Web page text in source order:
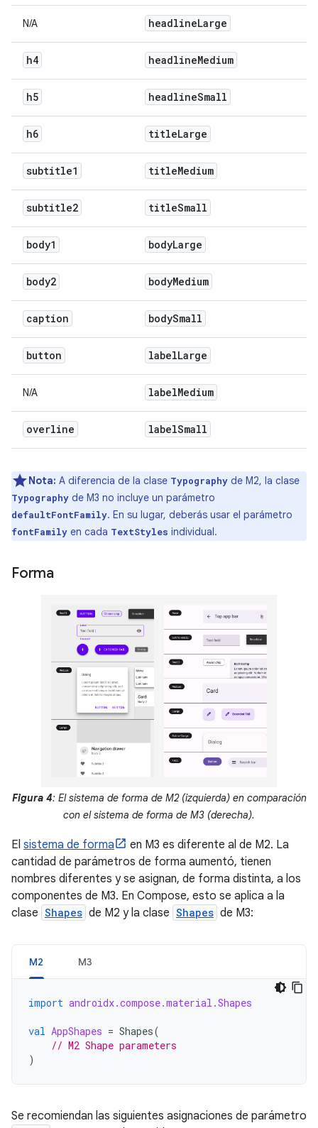
N/A headlineLarge
h4 headlineMedium
h5 headlineSmall
h6 titleLarge
subtitle1 titleMedium
subtitle2 titleSmall
body1 bodyLarge
body2 bodyMedium
caption bodySmall
button labelLarge
N/A labelMedium
overline labelSmall
Nota: A diferencia de la clase Typography de M2, la clase
Typography de M3 no incluye un parámetro
defaultFontFamily. En su lugar, deberás usar el parámetro
fontFamily en cada TextStyles individual.
Forma
Figura 4: El sistema de forma de M2 (izquierda) en comparación
con el sistema de forma de M3 (derecha).
El sistema de forma
en M3 es diferente al de M2. La
cantidad de parámetros de forma aumentó, tienen
nombres diferentes y se asignan, de forma distinta, a los
componentes de M3. En Compose, esto se aplica a la
clase Shapes de M2 y la clase Shapes de M3:
M2 M3
import androidx.compose.material.Shapes
val AppShapes = Shapes(
// M2 Shape parameters
)
Se recomiendan las siguientes asignaciones de parámetro